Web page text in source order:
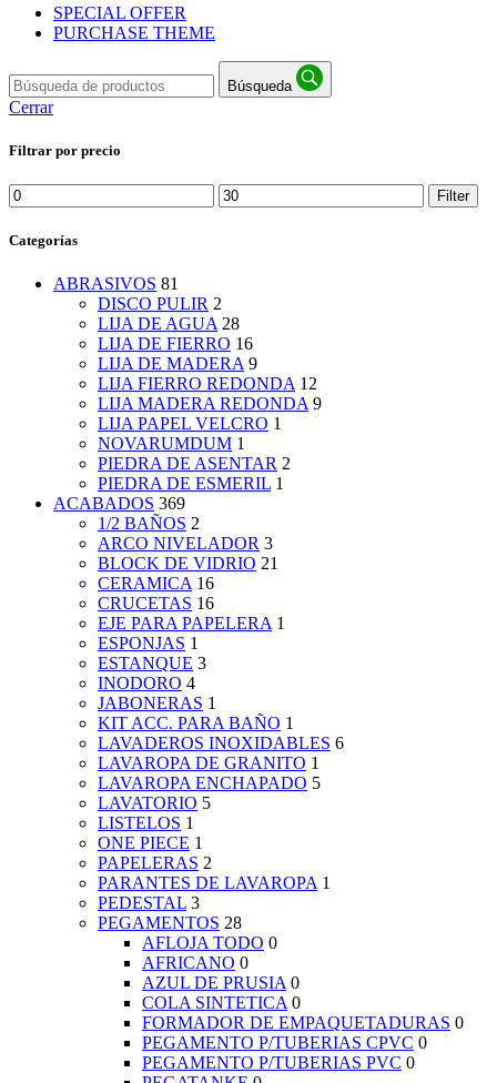
SPECIAL OFFER
PURCHASE THEME
Búsqueda
Cerrar
Filtrar por precio
Min
price
Max
price
Filter
Categorías
ABRASIVOS 81
DISCO PULIR 2
LIJA DE AGUA 28
LIJA DE FIERRO 16
LIJA DE MADERA 9
LIJA FIERRO REDONDA 12
LIJA MADERA REDONDA 9
LIJA PAPEL VELCRO 1
NOVARUMDUM 1
PIEDRA DE ASENTAR 2
PIEDRA DE ESMERIL 1
ACABADOS 369
1/2 BAÑOS 2
ARCO NIVELADOR 3
BLOCK DE VIDRIO 21
CERAMICA 16
CRUCETAS 16
EJE PARA PAPELERA 1
ESPONJAS 1
ESTANQUE 3
INODORO 4
JABONERAS 1
KIT ACC. PARA BAÑO 1
LAVADEROS INOXIDABLES 6
LAVAROPA DE GRANITO 1
LAVAROPA ENCHAPADO 5
LAVATORIO 5
LISTELOS 1
ONE PIECE 1
PAPELERAS 2
PARANTES DE LAVAROPA 1
PEDESTAL 3
PEGAMENTOS 28
AFLOJA TODO 0
AFRICANO 0
AZUL DE PRUSIA 0
COLA SINTETICA 0
FORMADOR DE EMPAQUETADURAS 0
PEGAMENTO P/TUBERIAS CPVC 0
PEGAMENTO P/TUBERIAS PVC 0